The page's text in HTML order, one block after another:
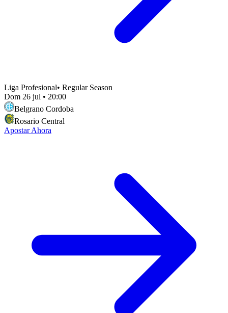
Liga Profesional• Regular Season
Dom 26 jul • 20:00
Belgrano Cordoba
Rosario Central
Apostar Ahora